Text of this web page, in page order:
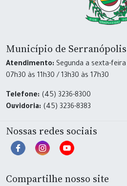
Município de
Atendimento: Segunda a sexta-
07h30 às 11h30 / 13h30 às 17h30
Telefone: (45) 3236-8300
Ouvidoria: (45) 3236-8383
Nossas redes sociais
Compartilhe nosso site